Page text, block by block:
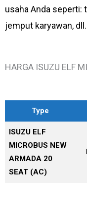
usaha Anda seperti:
jemput karyawan, dll.
HARGA ISUZU ELF
Type
ISUZU ELF
MICROBUS NEW
ARMADA 20
SEAT (AC)